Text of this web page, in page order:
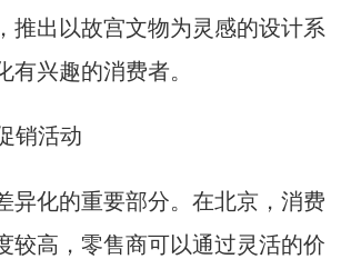
推出以故宫文物为灵感的设计系
兴趣的消费者。
销活动
异化的重要部分。在北京，消费
较高，零售商可以通过灵活的价